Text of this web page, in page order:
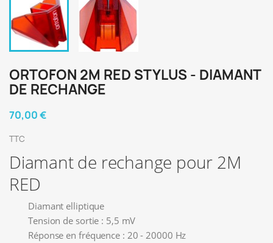
ORTOFON 2M RED STYLUS - DIAMANT
DE RECHANGE
70,00 €
TTC
Diamant de rechange pour 2M
RED
Diamant elliptique
Tension de sortie : 5,5 mV
Réponse en fréquence : 20 - 20000 Hz